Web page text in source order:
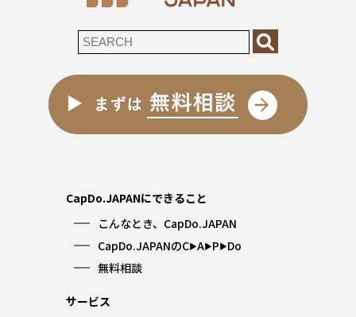
CapDo.JAPANにできること
こんなとき、CapDo.JAPAN
CapDo.JAPANのC▶︎A▶︎P▶︎Do
無料相談
サービス